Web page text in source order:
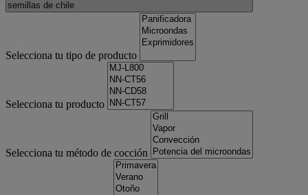
Selecciona tu tipo de producto
Selecciona tu producto
Selecciona tu método de cocción